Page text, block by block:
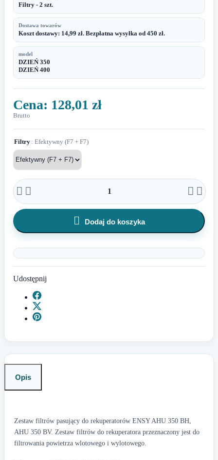
Filtry - 2 szt.
Dostawa towarów
Koszt dostawy: 14,99 zł. Bezpłatna wysyłka od 450 zł.
model
DZIEŃ 350
DZIEŃ 400
Cena: 128,01 zł
Brutto
Filtry : Efektywny (F7 + F7)
   
 Dodaj do koszyka
Udostępnij
Opis
Zestaw filtrów pasujący do rekuperatorów ENSY AHU 350 BH,
AHU 350 BV. Zestaw filtrów do rekuperatora przeznaczony jest do
filtrowania powietrza wlotowego i wylotowego.